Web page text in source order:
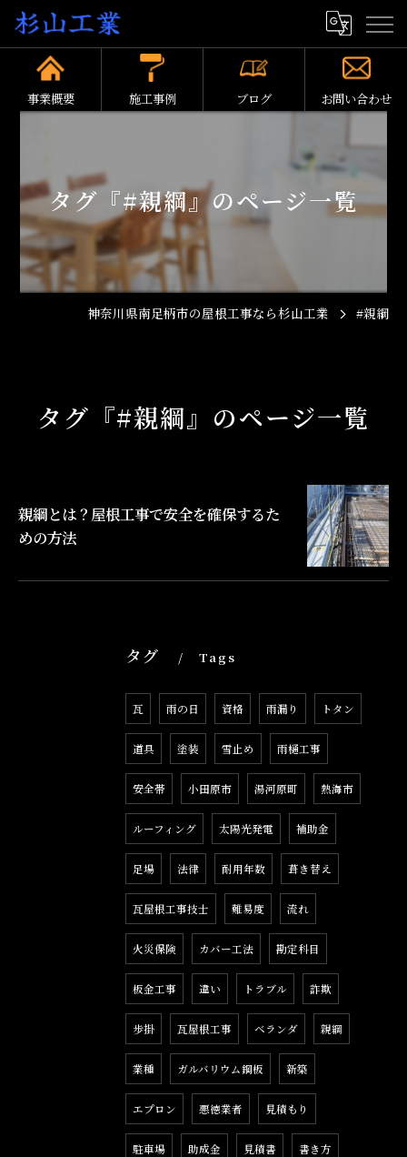
事業概要 施工事例 ブログ お問い合わせ
タグ『#親綱』のページ一覧
神奈川県南足柄市の屋根工事なら杉山工業 #親綱
タグ『#親綱』のページ一覧
親綱とは？屋根工事で安全を確保するた
めの方法
タグ Tags
瓦 雨の日 資格 雨漏り トタン
道具 塗装 雪止め 雨樋工事
安全帯 小田原市 湯河原町 熱海市
ルーフィング 太陽光発電 補助金
足場 法律 耐用年数 葺き替え
瓦屋根工事技士 難易度 流れ
火災保険 カバー工法 勘定科目
板金工事 違い トラブル 詐欺
歩掛 瓦屋根工事 ベランダ 親綱
業種 ガルバリウム鋼板 新築
エプロン 悪徳業者 見積もり
駐車場 助成金 見積書 書き方